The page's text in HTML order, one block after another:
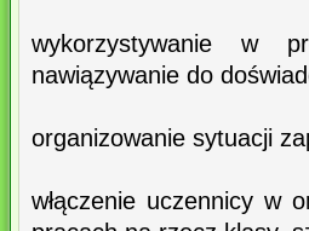
wykorzystywanie w
nawiązywanie do
organizowanie sytuacji
włączenie uczennicy w